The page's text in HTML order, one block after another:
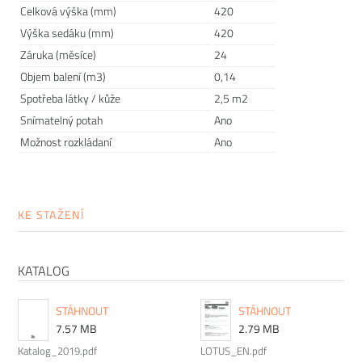
či zasedací místnost v dokonale vyladěném stylu.
Chtěli bychom, aby vám nábytek sloužit co nejdéle. Protože
víme, že důležitou roli v jeho odolnosti hraje správná údržba,
starat o různé typy povrchu a čemu se naopak vyvarovat >>
péče o nábytek
Nový časopis o designu
Celková výška (mm)
420
Výška sedáku (mm)
420
Záruka (měsíce)
24
Objem balení (m3)
0,14
Spotřeba látky / kůže
2,5 m2
Snímatelný potah
Ano
Možnost rozkládaní
Ano
KE STAŽENÍ
KATALOG
STÁHNOUT
7.57 MB
Katalog_2019.pdf
STÁHNOUT
2.79 MB
LOTUS_EN.pdf